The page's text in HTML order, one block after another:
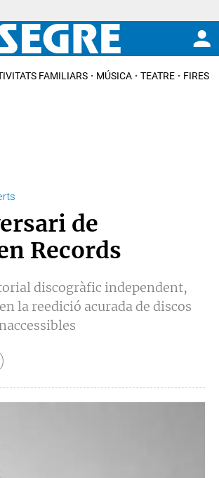
FAMILIARS MÚSICA TEATRE FIRES I
de
Records
discogràfic independent,
la reedició acurada de discos